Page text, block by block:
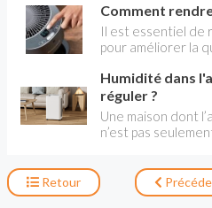
de bénéficier du
climatisation. C’est
divers
dont il faut savoir
renouvellement,
10 fois plus pollué
ville. Le
rafraîchissemen t.
sujet est
Comment
Il est essentiel de
pour améliorer la
repose sur
aération, des
gestion efficace
régulière.
Humidité dans
réguler ?
Une maison dont
n’est pas
moyen permettent
Retour